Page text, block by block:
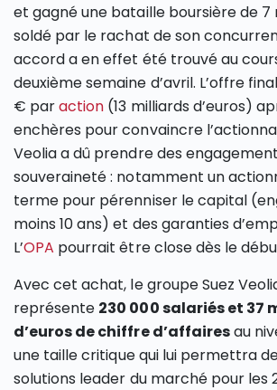
et gagné une bataille boursière de 7
soldé par le rachat de son
accord a en effet été trouvé au
deuxième semaine d’avril. L’offre
€ paraction (13 milliards d’euros)
enchères pour convaincre
Veolia a dû prendre des
souveraineté : notamment un
terme pour pérenniser le capital
moins 10 ans) et des garanties
L’OPA pourrait être close dès le
Avec cet achat, le groupe Suez
représente 230 000 salariés et 37
d’euros de chiffre d’affairesau
une taille critique qui lui permettra
solutions leader du marché pour les